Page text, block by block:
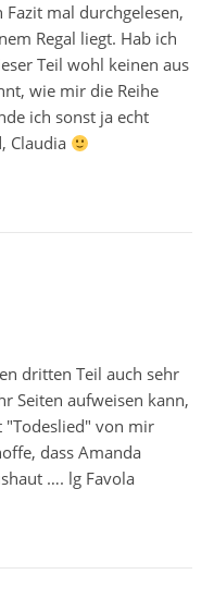
mal durchgelesen,
Regal liegt. Hab ich
Teil wohl keinen aus
wie mir die Reihe
ich sonst ja echt
Claudia
dritten Teil auch sehr
Seiten aufweisen kann,
"Todeslied" von mir
dass Amanda
…. lg Favola